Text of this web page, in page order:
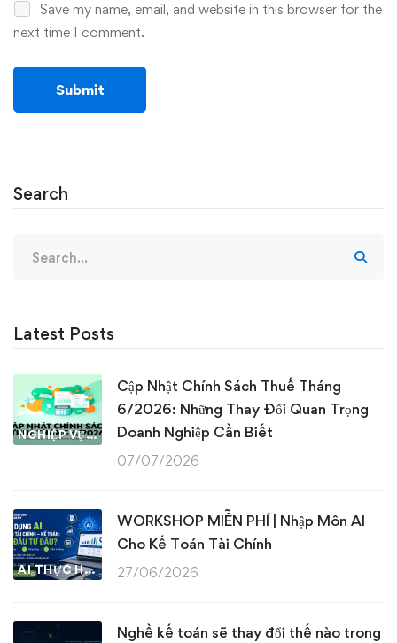
Save my name, email, and website in this browser for the
next time I comment.
Search
for:
Latest Posts
NGHIỆP VỤ KẾ TOÁN & THUẾ
Cập Nhật Chính Sách Thuế Tháng
6/2026: Những Thay Đổi Quan Trọng
Doanh Nghiệp Cần Biết
07/07/2026
AI THỰC HÀNH
WORKSHOP MIỄN PHÍ | Nhập Môn AI
Cho Kế Toán Tài Chính
27/06/2026
Nghề kế toán sẽ thay đổi thế nào trong